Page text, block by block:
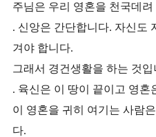
주님은 우리 영혼을 천국데
. 신앙은 간단합니다. 자신도
겨야 합니다.
그래서 경건생활을 하는 것입
. 육신은 이 땅이 끝이고 영혼
이 영혼을 귀히 여기는 사람
다.